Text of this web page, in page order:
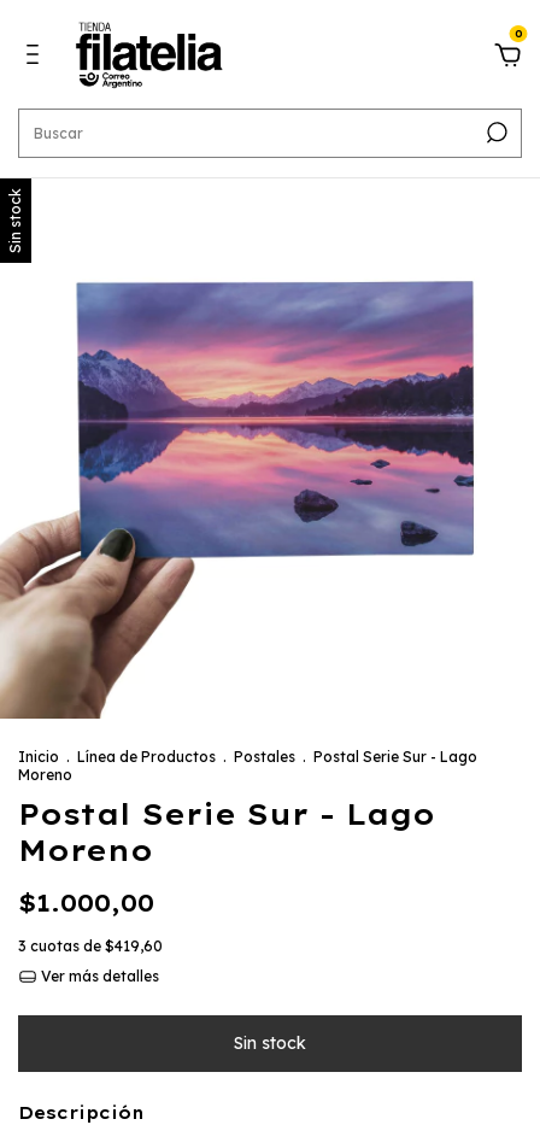
0
Sin stock
Inicio . Línea de Productos . Postales . Postal Serie Sur - Lago
Moreno
Postal Serie Sur - Lago
Moreno
$1.000,00
3 cuotas de $419,60
Ver más detalles
Descripción